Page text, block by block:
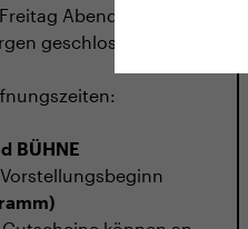
Abend bis
geschlossen
BÜHNE